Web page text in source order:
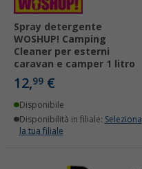
Spray detergente
WOSHUP! Camping
Cleaner per esterni
caravan e camper 1 litro
12,99 €
Disponibile
Disponibilità in filiale: Seleziona
la tua filiale